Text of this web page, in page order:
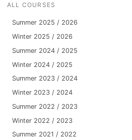
ALL COURSES
Summer 2025 / 2026
Winter 2025 / 2026
Summer 2024 / 2025
Winter 2024 / 2025
Summer 2023 / 2024
Winter 2023 / 2024
Summer 2022 / 2023
Winter 2022 / 2023
Summer 2021 / 2022